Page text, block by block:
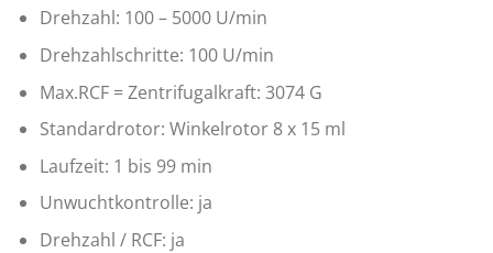
Drehzahl: 100 – 5000 U/min
Drehzahlschritte: 100 U/min
Max.RCF = Zentrifugalkraft: 3074 G
Standardrotor: Winkelrotor 8 x 15 ml
Laufzeit: 1 bis 99 min
Unwuchtkontrolle: ja
Drehzahl / RCF: ja